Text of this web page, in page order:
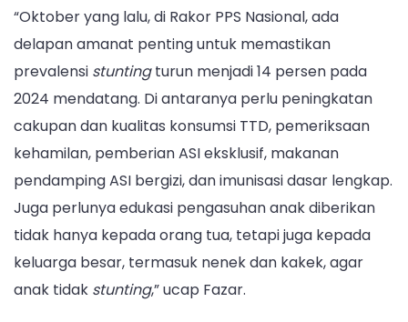
HQ/BKKBN
JABAR)
“Oktober yang lalu, di Rakor PPS Nasional, ada
delapan amanat penting untuk memastikan
prevalensi stuntingturun menjadi 14 persen pada
2024 mendatang. Di antaranya perlu peningkatan
cakupan dan kualitas konsumsi TTD, pemeriksaan
kehamilan, pemberian ASI eksklusif, makanan
pendamping ASI bergizi, dan imunisasi dasar lengkap.
Juga perlunya edukasi pengasuhan anak diberikan
tidak hanya kepada orang tua, tetapi juga kepada
keluarga besar, termasuk nenek dan kakek, agar
anak tidak stunting,” ucap Fazar.